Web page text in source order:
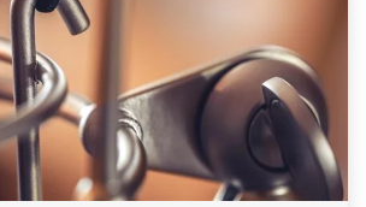
3 marca 2024